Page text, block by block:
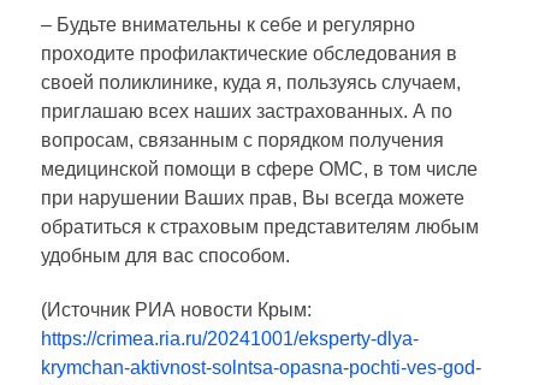
– Будьте внимательны к себе и регулярно
проходите профилактические обследования в
своей поликлинике, куда я, пользуясь случаем,
приглашаю всех наших застрахованных. А по
вопросам, связанным с порядком получения
медицинской помощи в сфере ОМС, в том числе
при нарушении Ваших прав, Вы всегда можете
обратиться к страховым представителям любым
удобным для вас способом.
(Источник РИА новости Крым:
https://crimea.ria.ru/20241001/eksperty-dlya-
krymchan-aktivnost-solntsa-opasna-pochti-ves-god-